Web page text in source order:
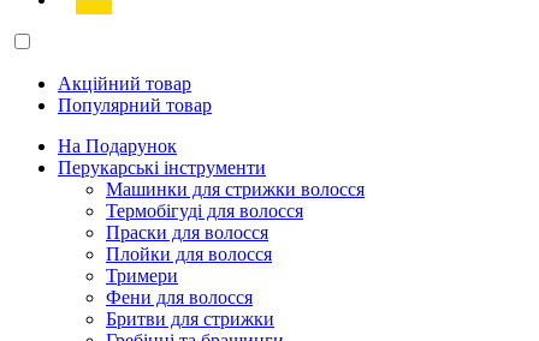
Акційний товар
Популярний товар
На Подарунок
Перукарські інструменти
Машинки для стрижки волосся
Термобігуді для волосся
Праски для волосся
Плойки для волосся
Тримери
Фени для волосся
Бритви для стрижки